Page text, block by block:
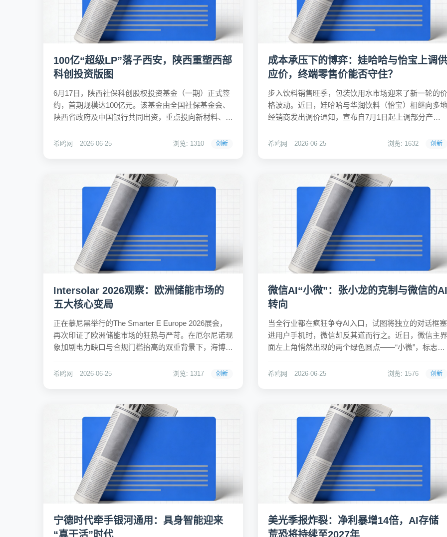
100亿“超级LP”落子西安，陕西重塑西部
科创投资版图
6月17日，陕西社保科创股权投资基金（一期）正式签
约，首期规模达100亿元。该基金由全国社保基金会、
陕西省政府及中国银行共同出资，重点投向新材料、半
标志着西北地区迎来了首只社保科创基金，更意味着陕
希鸥网 2026-06-25 浏览: 1310 创新
成本承压下的博弈：娃哈哈与怡宝上调供
应价，终端零售价能否守住？
步入饮料销售旺季，包装饮用水市场迎来了新一轮的价
格波动。近日，娃哈哈与华润饮料（怡宝）相继向多地
经销商发出调价通知，宣布自7月1日起上调部分产品
箱供应价上调0.5-1元，华润怡宝桶装水（18.9L）每桶
希鸥网 2026-06-25 浏览: 1632 创新
Intersolar 2026观察：欧洲储能市场的
五大核心变局
正在慕尼黑举行的The Smarter E Europe 2026展会，
再次印证了欧洲储能市场的狂热与严苛。在厄尔尼诺现
象加剧电力缺口与合规门槛抬高的双重背景下，海博思
场刚需依然强劲。然而，随着欧盟《新电池法》的深入
希鸥网 2026-06-25 浏览: 1317 创新
微信AI“小微”：张小龙的克制与微信的AI
转向
当全行业都在疯狂争夺AI入口，试图将独立的对话框塞
进用户手机时，微信却反其道而行之。近日，微信主界
面左上角悄然出现的两个绿色圆点——“小微”，标志着
大模型进度缓慢的质疑，微信其实早已储备了自研的
希鸥网 2026-06-25 浏览: 1576 创新
宁德时代牵手银河通用：具身智能迎来
“真干活”时代
美光季报炸裂：净利暴增14倍，AI存储
荒恐将持续至2027年